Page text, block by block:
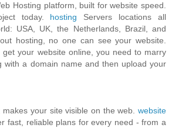
Hosting platform, built for website speed.
today. hosting Servers locations all
USA, UK, the Netherlands, Brazil, and
hosting, no one can see your website.
get your website online, you need to marry
with a domain name and then upload your
makes your site visible on the web. website
fast, reliable plans for every need - from a